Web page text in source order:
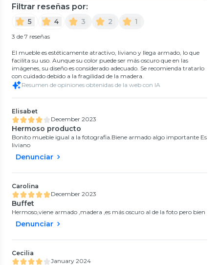
Filtrar reseñas por:
5 4 3 2 1
3 de 7 reseñas
El mueble es estéticamente atractivo, liviano y llega armado, lo que
facilita su uso. Aunque su color puede ser más oscuro que en las
imágenes, su diseño es considerado adecuado. Se recomienda tratarlo
con cuidado debido a la fragilidad de la madera.
Resumen de opiniones obtenidas de la web con IA
Elisabet
December 2023
Hermoso producto
Bonito mueble igual a la fotografia.Biene armado algo importante Es
liviano
Denunciar
Carolina
December 2023
Buffet
Hermoso,viene armado ,madera ,es más oscuro al de la foto pero bien
Denunciar
Cecilia
January 2024